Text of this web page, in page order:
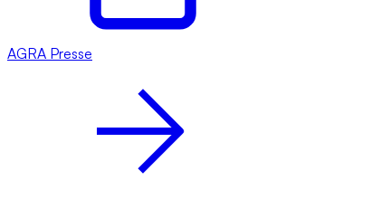
AGRA Presse